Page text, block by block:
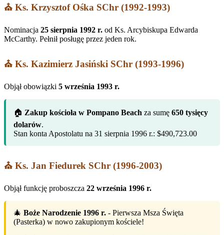
⛪ Ks. Krzysztof Ośka SChr (1992-1993)
Nominacja 25 sierpnia 1992 r. od Ks. Arcybiskupa Edwarda
McCarthy. Pełnił posługę przez jeden rok.
⛪ Ks. Kazimierz Jasiński SChr (1993-1996)
Objął obowiązki 5 września 1993 r.
🏠 Zakup kościoła w Pompano Beach za sumę 650 tysięcy
dolarów.
Stan konta Apostolatu na 31 sierpnia 1996 r.: $490,723.00
⛪ Ks. Jan Fiedurek SChr (1996-2003)
Objął funkcję proboszcza 22 września 1996 r.
🎄 Boże Narodzenie 1996 r. - Pierwsza Msza Święta
(Pasterka) w nowo zakupionym kościele!